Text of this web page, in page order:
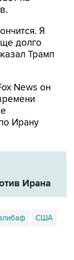
Я
долго
Трамп
News он
Ирану
Ирана
США